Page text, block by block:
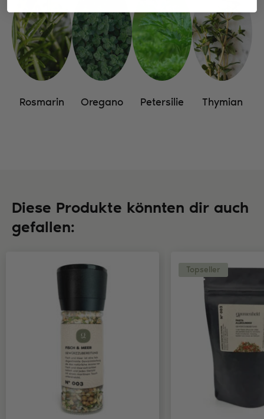
Rosmarin Oregano Petersilie Thymian
Diese Produkte könnten dir auch
gefallen:
Topseller